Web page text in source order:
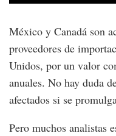
México y Canadá son
proveedores de
Unidos, por un valor
anuales. No hay duda
afectados si se
Pero muchos analistas